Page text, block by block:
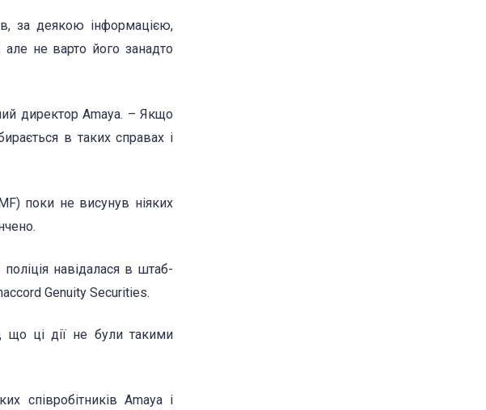
за деякою інформацією,
не варто його занадто
директор Amaya. – Якщо
в таких справах і
поки не висунув ніяких
навідалася в штаб-
Genuity Securities.
що ці дії не були такими
співробітників Amaya і